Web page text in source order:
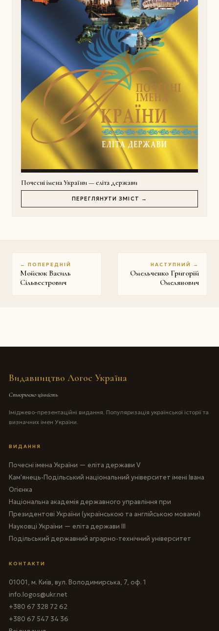
Почесні імена України — еліта держави
ПЕРЕГЛЯНУТИ ЗМІСТ →
← ПОПЕРЕДНІЙ
Мойсюк Василь
Сільвестрович
НАСТУПНИЙ →
Омельченко Григорій
Омелянович
Видавництво Логос Україна
Створюємо цінність
Іміджево-презентаційні видання. Популяризація української історії та
визначних імен України.
ВИДАННЯ
Почесні імена України — еліта держави V
Кам'янець-Подільський національний університет імені Івана
Огієнка
Національна академія державного управління при
Президентові України (українською та англійською мовами)
Науковці України — еліта держави III
Подільський державний аграрно-технічний університет
КОНТАКТИ
01001, м. Київ, вул. Володимирська, 7, оф. 1
info.logos@ukr.net
+380 67 328 72 62
+380 67 547 34 36